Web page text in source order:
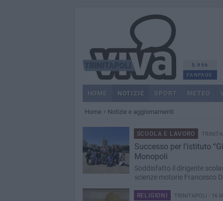
5.996
FANPAGE
HOME NOTIZIE SPORT METEO
Home Notizie e aggiornamenti
SCUOLA E LAVORO
Successo per l’istituto
Monopoli
Soddisfatto il dirigente
scienze motorie Francesco
RELIGIONI TRINITAPOLI - 16